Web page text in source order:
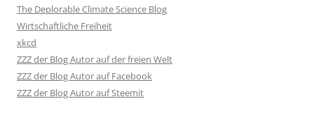
The Deplorable Climate Science Blog
Wirtschaftliche Freiheit
xkcd
ZZZ der Blog Autor auf der freien Welt
ZZZ der Blog Autor auf Facebook
ZZZ der Blog Autor auf Steemit